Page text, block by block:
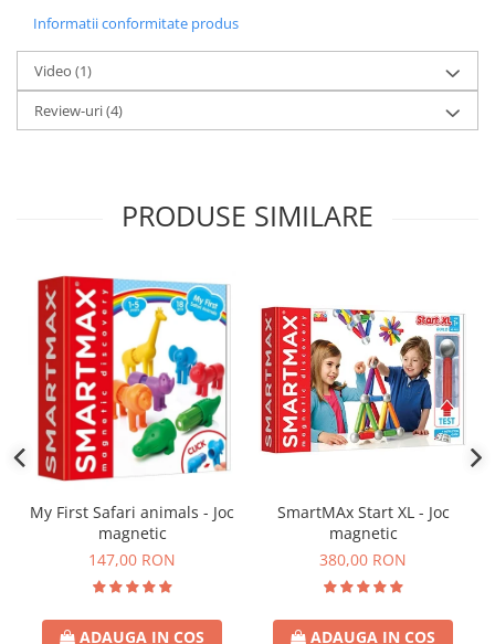
Informatii conformitate produs
Video (1)
Review-uri(4)
PRODUSE SIMILARE
My First Safari animals - Joc
magnetic
147,00 RON
ADAUGA IN COS
SmartMAx Start XL - Joc
magnetic
380,00 RON
ADAUGA IN COS